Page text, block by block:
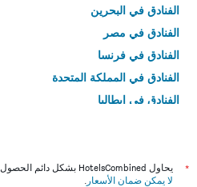
الفنادق في البحرين
الفنادق في مصر
الفنادق في فرنسا
الفنادق في المملكة المتحدة
الفنادق في إيطاليا
*
يحاول HotelsCombined بشكل دائم الحصول على الأسعار الدقيقة، ولكن
لا يمكن ضمان الأسعار .